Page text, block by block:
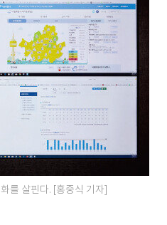
를 살핀다. [홍중식 기자]